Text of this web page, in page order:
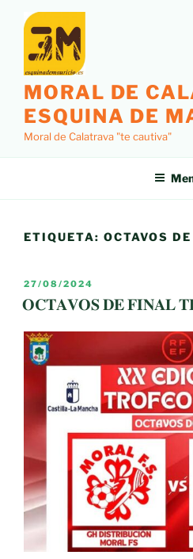
contenido
MORAL DE
ESQUINA DE
Moral de Calatrava "te cautiva"
ETIQUETA: OCTAVOS
PUBLICADO
EL
27/08/2024
𝐎𝐂𝐓𝐀𝐕𝐎𝐒 𝐃𝐄 𝐅𝐈𝐍𝐀𝐋